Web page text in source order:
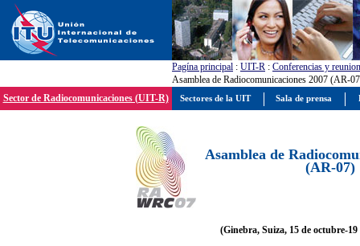
Pagína principal : UIT-R : Conferencias y
Asamblea de Radiocomunicaciones 2007 (AR-
Sector de Radiocomunicaciones (UIT-R)
Asamblea de
(AR-07)
(Ginebra, Suiza, 15 de octubre-19
Sectores de la UIT Sala de prensa